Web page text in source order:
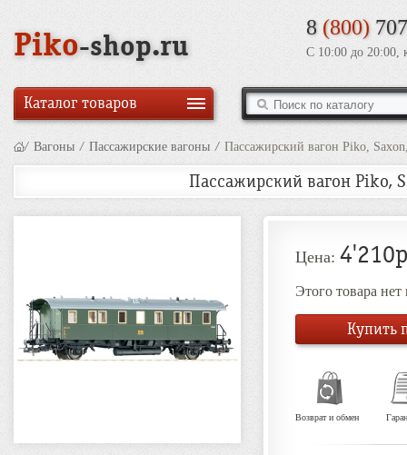
Piko-shop.ru
8 (800)
С 10:00 до 20:00,
Каталог товаров
/ Вагоны / Пассажирские вагоны / Пассажирский вагон Piko,
Пассажирский вагон Piko,
Цена:
Этого товара
Купить
Возврат и обмен